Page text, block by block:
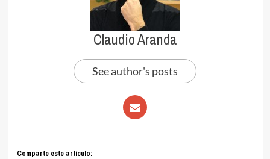
Claudio Aranda
See author's posts
Comparte este articulo: